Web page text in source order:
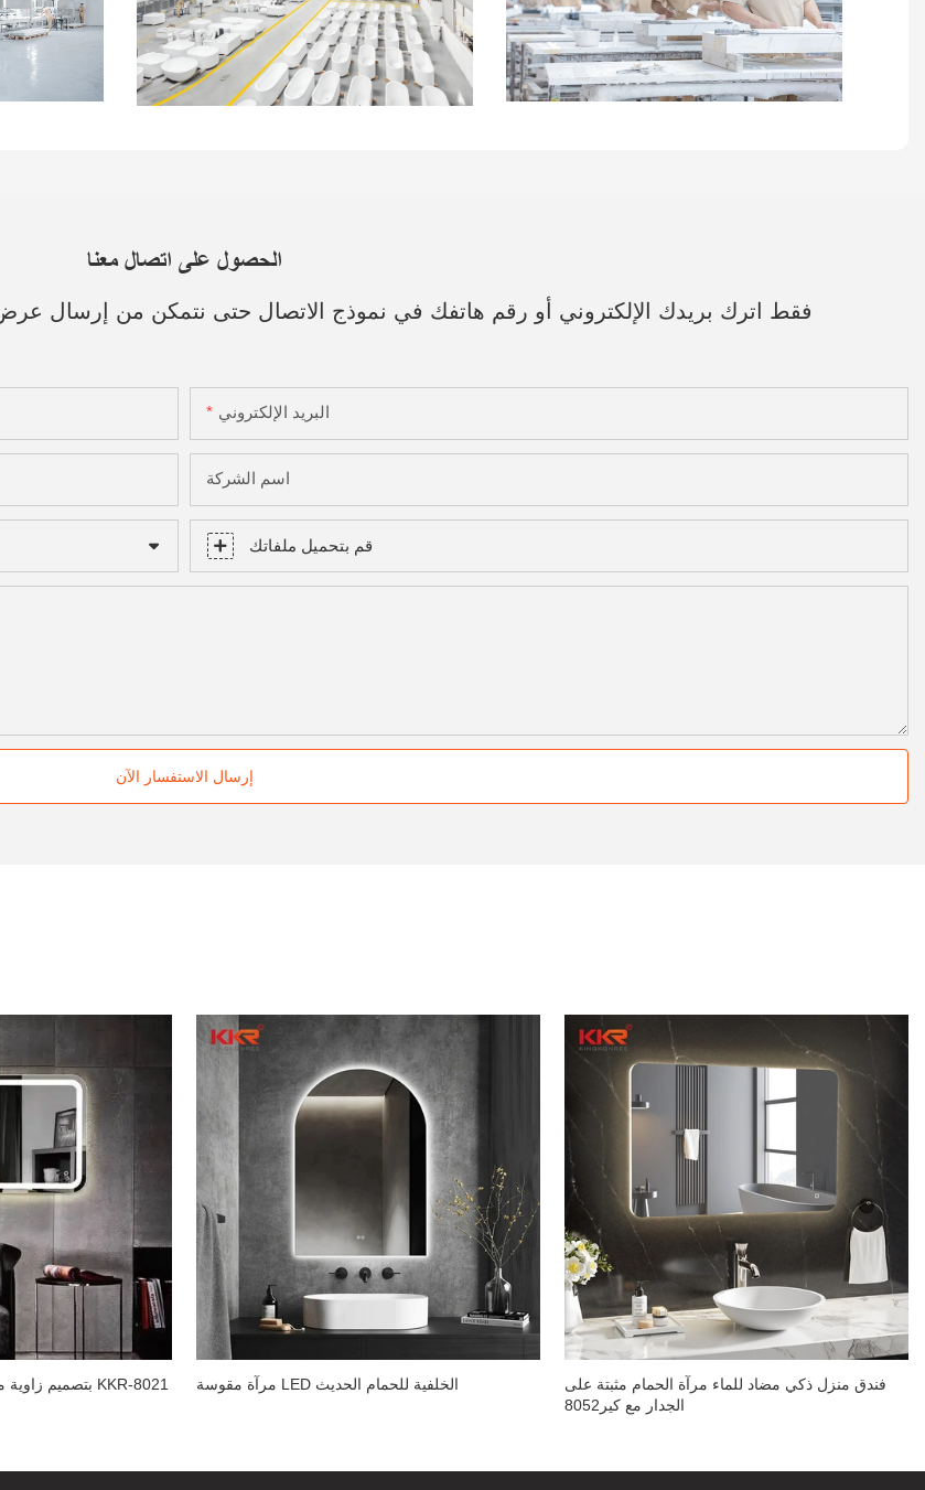
الحصول على اتصال معنا
فقط اترك بريدك الإلكتروني أو رقم هاتفك في نموذج الاتصال حتى نتمكن من إرسال
البريد الإلكتروني
اسم الشركة
قم بتحميل ملفاتك
إرسال الاستفسار الآن
مرآة LED بتصميم زاوية مستديرة للتجميل KKR-8021 مرآة مقوسة LED الخلفية للحمام الحديث
فندق منزل ذكي مضاد للماء مرآة الحمام مثبتة على
الجدار مع كير8052